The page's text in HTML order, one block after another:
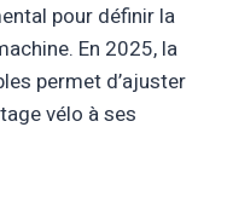
pour définir la
En 2025, la
permet d’ajuster
vélo à ses